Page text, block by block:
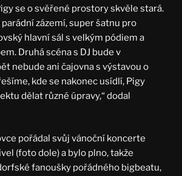
se o svěřené prostory skvěle stará.
zázemí, super šatnu pro
hlavní sál s velkým pódiem a
Druhá scéna s DJ bude v
nebude ani čajovna s výstavou o
kde se nakonec usídlí, Pigy
dělat různé úpravy,“ dodal
pořádal svůj vánoční koncerte
(foto dole) a bylo plno, takže
fanoušky pořádného bigbeatu,